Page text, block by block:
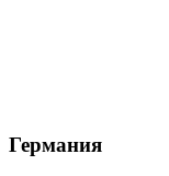
Германия